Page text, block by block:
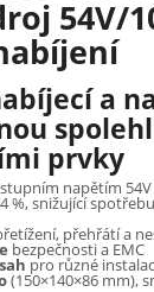
54V/
a
prvky
napětím 54V
%, snižující
přehřátí a
bezpečnosti a EMC
pro různé
(150×140×86 mm),